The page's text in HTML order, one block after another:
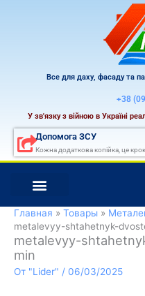
Все для даху, фасаду та
+38
У зв'язку з війною в Україні
Допомога ЗСУ
Кожна додаткова копійка, це
Главная Товары
metalevyy-shtahetnyk-
metalevyy-
min
От "Lider" / 06/03/2025